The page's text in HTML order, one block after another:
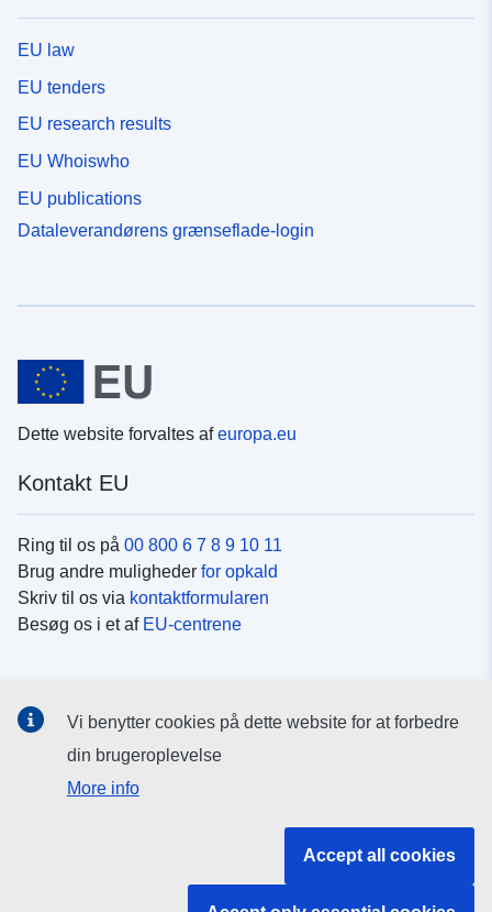
EU law
EU tenders
EU research results
EU Whoiswho
EU publications
Dataleverandørens grænseflade-login
Dette website forvaltes afeuropa.eu
Kontakt EU
Ring til os på 00 800 6 7 8 9 10 11
Brug andre muligheder for opkald
Skriv til os via kontaktformularen
Besøg os i et af EU-centrene
Søg efter EU's sider påsociale medier
EU-institutioner og -organer
Vi benytter cookies på dette website for at forbedre
din brugeroplevelse
More info
Accept all cookies